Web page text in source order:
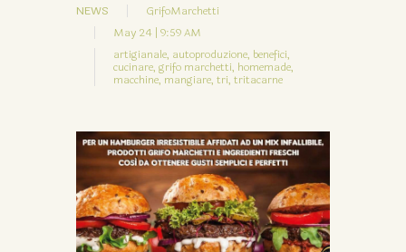
NEWS
GrifoMarchetti
May 24 | 9:59 AM
artigianale, autoproduzione, benefici,
cucinare, grifo marchetti, homemade,
macchine, mangiare, tri, tritacarne